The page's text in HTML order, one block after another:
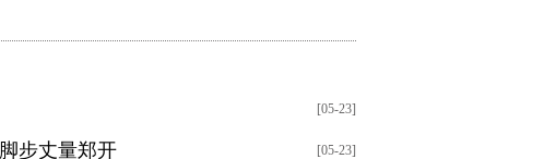
[05-23]
[05-23]
步丈量郑开